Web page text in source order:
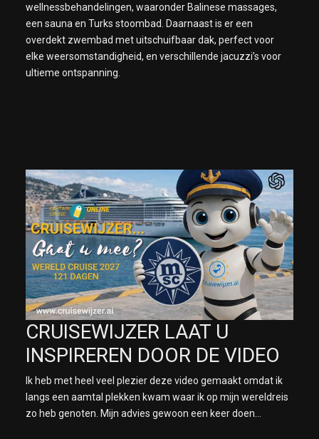
wellnessbehandelingen, waaronder Balinese massages,
een sauna en Turks stoombad. Daarnaast is er een
overdekt zwembad met uitschuifbaar dak, perfect voor
elke weersomstandigheid, en verschillende jacuzzi’s voor
ultieme ontspanning.
CRUISEWIJZER LAAT U
INSPIREREN DOOR DE VIDEO
Ik heb met heel veel plezier deze video gemaakt omdat ik
langs een aamtal plekken kwam waar ik op mijn wereldreis
zo heb genoten. Mijn advies gewoon een keer doen...